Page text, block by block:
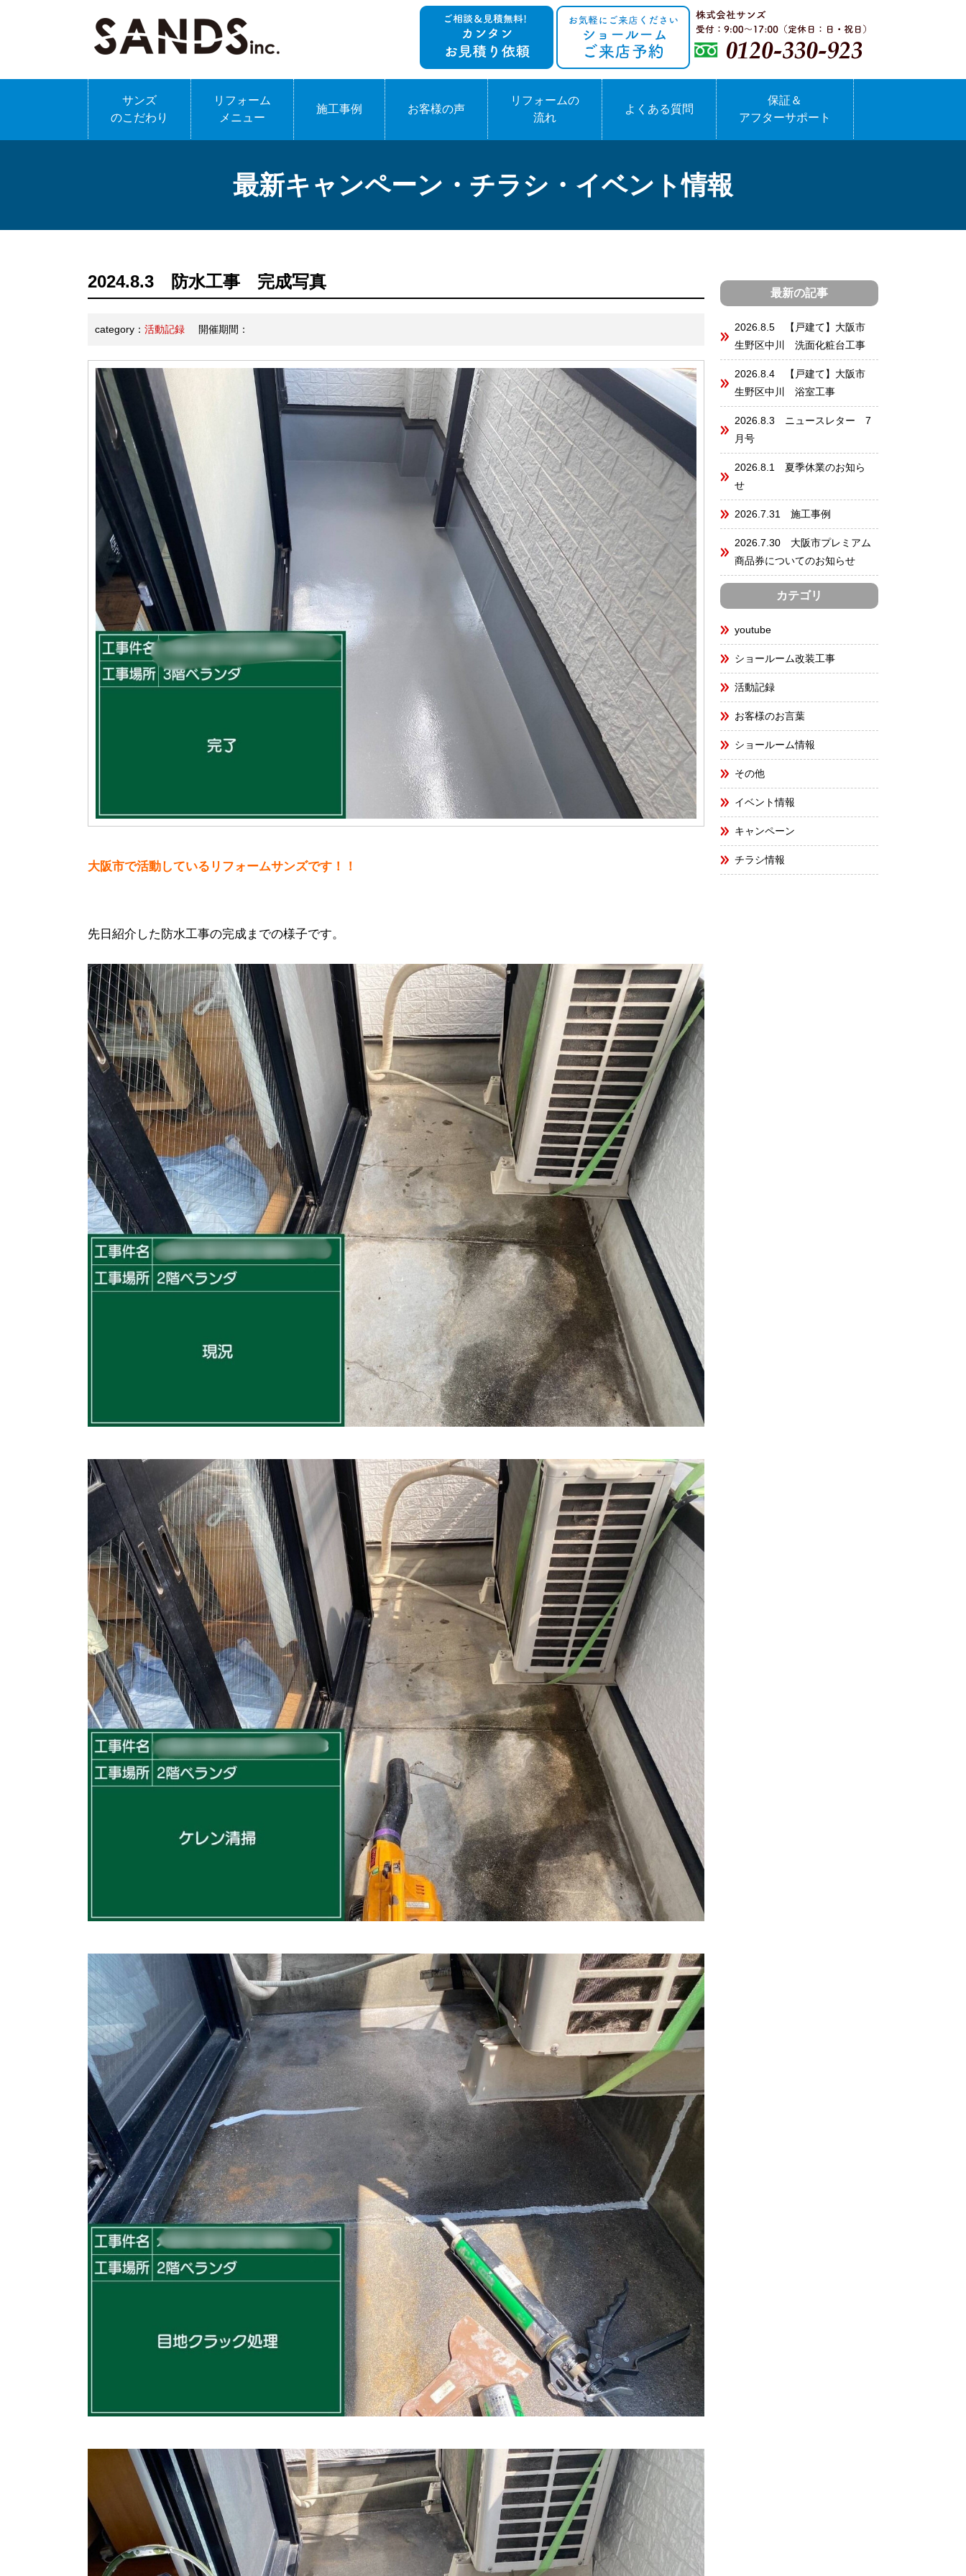
サンズ
のこだわり
リフォーム
メニュー
施工事例 お客様の声
リフォームの
流れ
よくある質問
保証＆
アフターサポート
最新キャンペーン・チラシ・イベント情報
2024.8.3 防水工事 完成写真
category： 活動記録 開催期間：
大阪市で活動しているリフォームサンズです！！
先日紹介した防水工事の完成までの様子です。
最新の記事
2026.8.5 【戸建て】大阪市
生野区中川 洗面化粧台工事
2026.8.4 【戸建て】大阪市
生野区中川 浴室工事
2026.8.3 ニュースレター 7
月号
2026.8.1 夏季休業のお知ら
せ
2026.7.31 施工事例
2026.7.30 大阪市プレミアム
商品券についてのお知らせ
カテゴリ
youtube
ショールーム改装工事
活動記録
お客様のお言葉
ショールーム情報
その他
イベント情報
キャンペーン
チラシ情報